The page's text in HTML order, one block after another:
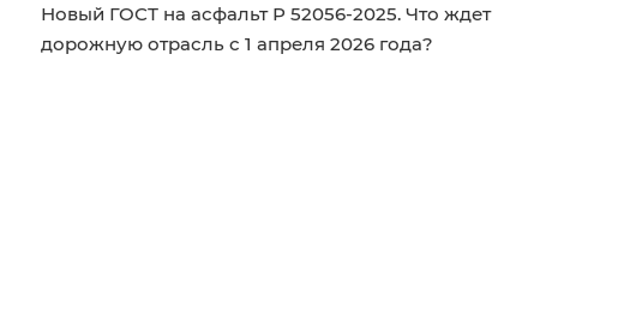
Новый ГОСТ на асфальт Р 52056-2025. Что ждет
дорожную отрасль с 1 апреля 2026 года?